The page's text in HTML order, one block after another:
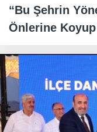
“Bu Şehrin
Önlerine